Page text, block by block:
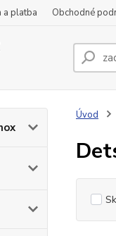
a platba Obchodné
Úvod